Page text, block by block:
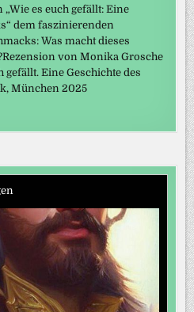
es euch gefällt: Eine
dem faszinierenden
Was macht dieses
von Monika Grosche
gefällt. Eine Geschichte des
München 2025